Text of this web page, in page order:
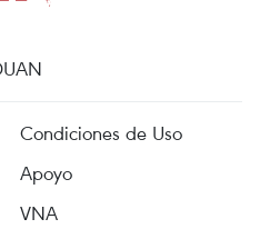
Condiciones de Uso
Apoyo
VNA